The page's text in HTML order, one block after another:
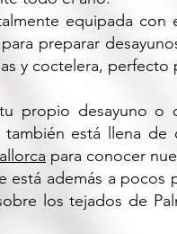
equipada con
preparar
y coctelera, perfecto
propio desayuno
también está llena
para conocer
está además a
los tejados de